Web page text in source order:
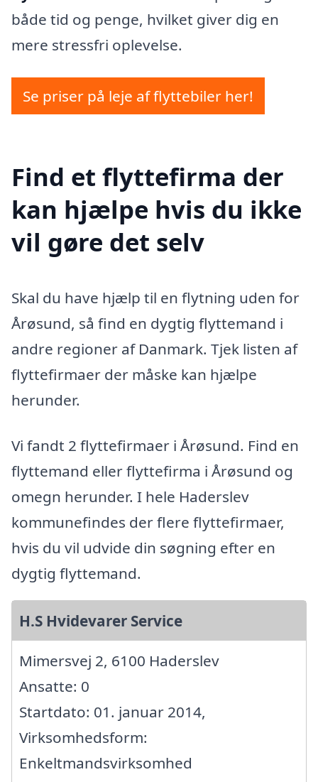
både tid og penge, hvilket giver dig en
mere stressfri oplevelse.
Se priser på leje af flyttebiler her!
Find et flyttefirma der
kan hjælpe hvis du ikke
vil gøre det selv
Skal du have hjælp til en flytning uden for
Årøsund, så find en dygtig flyttemand i
andre regioner af Danmark. Tjek listen af
flyttefirmaer der måske kan hjælpe
herunder.
Vi fandt 2 flyttefirmaer i Årøsund. Find en
flyttemand eller flyttefirma i Årøsund og
omegn herunder. I hele Haderslev
kommunefindes der flere flyttefirmaer,
hvis du vil udvide din søgning efter en
dygtig flyttemand.
H.S Hvidevarer Service
Mimersvej 2, 6100 Haderslev
Ansatte: 0
Startdato: 01. januar 2014,
Virksomhedsform:
Enkeltmandsvirksomhed